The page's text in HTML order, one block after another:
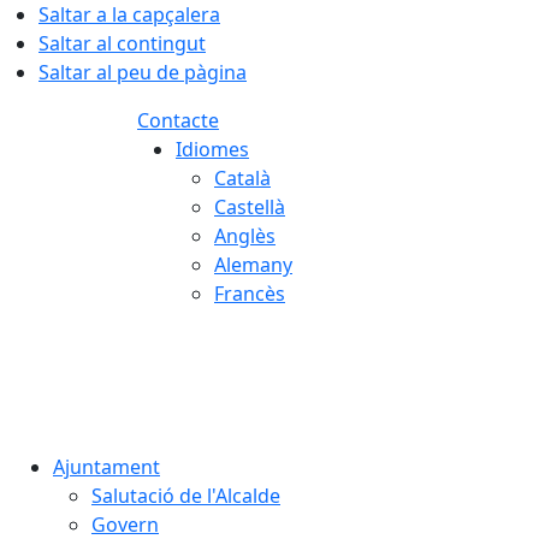
Saltar a la capçalera
Saltar al contingut
Saltar al peu de pàgina
Contacte
Idiomes
Català
Castellà
Anglès
Alemany
Francès
Ajuntament
Salutació de l'Alcalde
Govern